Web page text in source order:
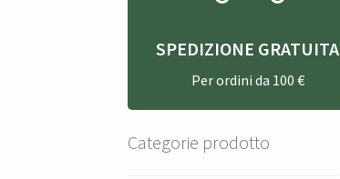
SPEDIZIONE GRATUITA
Per ordini da 100 €
Categorie prodotto